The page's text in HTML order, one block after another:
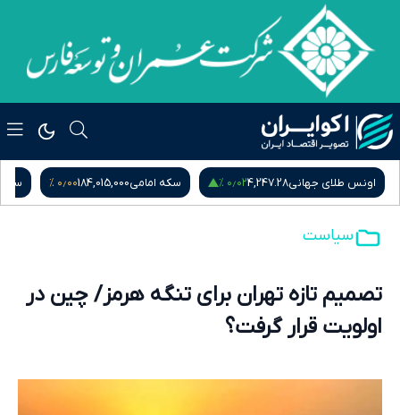
اونس طلای جهانی4,247.28۰٫۰۲ % سکه امامی184,015,000۰٫۰۰ % سکه
سیاست
تصمیم تازه تهران برای تنگه هرمز/ چین در
اولویت قرار گرفت؟